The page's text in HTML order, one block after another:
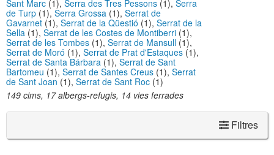
Sant Marc (1), Serra des Tres Pessons (1), Serra
de Turp (1), Serra Grossa (1), Serrat de
Gavarnet (1), Serrat de la Qüestió (1), Serrat de la
Sella (1), Serrat de les Costes de Montiberri (1),
Serrat de les Tombes (1), Serrat de Mansull (1),
Serrat de Moró (1), Serrat de Prat d'Estaques (1),
Serrat de Santa Bárbara (1), Serrat de Sant
Bartomeu (1), Serrat de Santes Creus (1), Serrat
de Sant Joan (1), Serrat de Sant Roc (1)
149 cims, 17 albergs-refugis, 14 vies ferrades
Filtres